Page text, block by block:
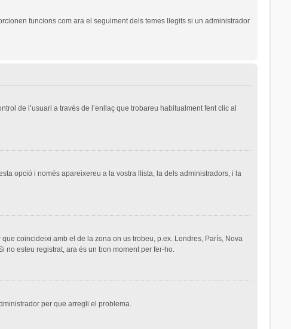
funcions com ara el seguiment dels temes llegits si un administrador
de l’usuari a través de l’enllaç que trobareu habitualment fent clic al
opció i només apareixereu a la vostra llista, la dels administradors, i la
coincideixi amb el de la zona on us trobeu, p.ex. Londres, París, Nova
no esteu registrat, ara és un bon moment per fer-ho.
per que arregli el problema.